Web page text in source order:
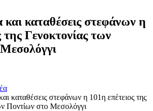
καταθέσεις στεφάνων η
της Γενοκτονίας των
καταθέσεις στεφάνων η 101η επέτειος της
Ποντίων στο Μεσολόγγι